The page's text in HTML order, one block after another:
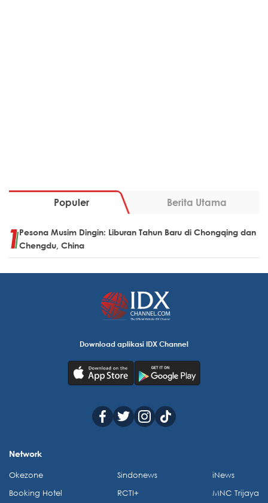
Populer Berita Utama
Pesona Musim Dingin: Liburan Tahun Baru di Chongqing dan
Chengdu, China
Download aplikasi IDX Channel
Network
Okezone
Booking Hotel
Sindonews
RCTI+
iNews
MNC Trijaya